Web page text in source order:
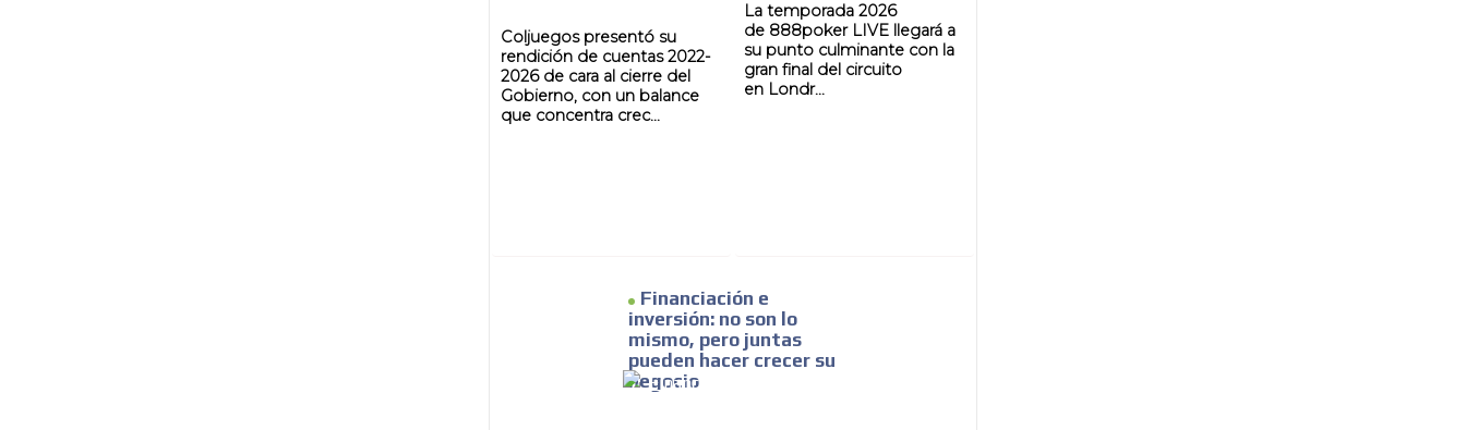
Coljuegos presentó su
rendición de cuentas 2022-
2026 de cara al cierre del
Gobierno, con un balance
que concentra crec...
La temporada 2026
de 888poker LIVE llegará a
su punto culminante con la
gran final del circuito
en Londr...
Financiación e
inversión: no son lo
mismo, pero juntas
pueden hacer crecer su
negocio